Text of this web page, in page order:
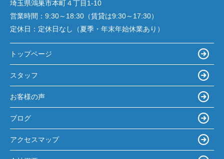
埼玉県鴻巣市本町４丁目1-10
営業時間： 9:30～18:30（賃貸は9:30～17:30）
定休日： 定休日なし（夏季・年末年始休業あり）
トップページ
スタッフ
お客様の声
ブログ
アクセスマップ